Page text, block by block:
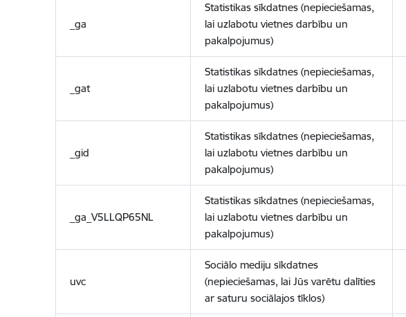
_ga
Statistikas sīkdatnes (nepieciešamas,
lai uzlabotu vietnes darbību un
pakalpojumus)
_gat
Statistikas sīkdatnes (nepieciešamas,
lai uzlabotu vietnes darbību un
pakalpojumus)
_gid
Statistikas sīkdatnes (nepieciešamas,
lai uzlabotu vietnes darbību un
pakalpojumus)
_ga_V5LLQP65NL
Statistikas sīkdatnes (nepieciešamas,
lai uzlabotu vietnes darbību un
pakalpojumus)
uvc
Sociālo mediju sīkdatnes
(nepieciešamas, lai Jūs varētu dalīties
ar saturu sociālajos tīklos)